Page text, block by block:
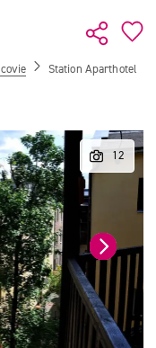
Station Aparthotel